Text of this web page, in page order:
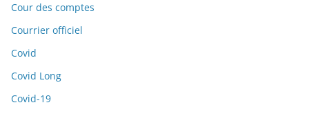
Cour des comptes
Courrier officiel
Covid
Covid Long
Covid-19